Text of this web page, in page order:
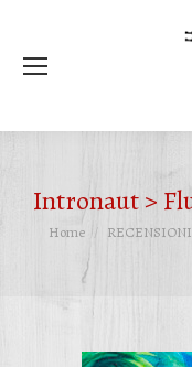
Intronaut >
Tu sei qui:
Home RECENSIONI